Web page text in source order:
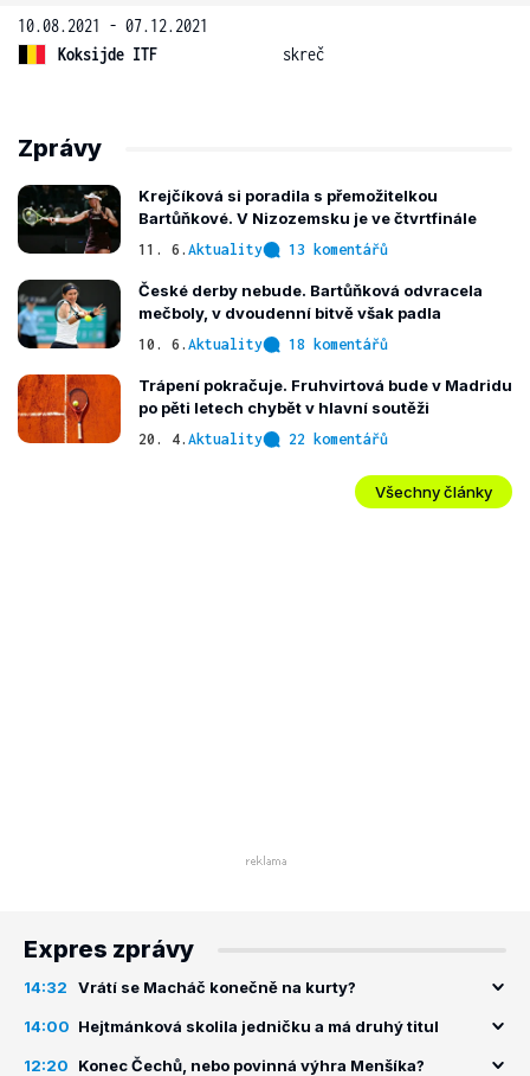
10.08.2021 - 07.12.2021
Koksijde ITF
skreč
Zprávy
Krejčíková si poradila s přemožitelkou
Bartůňkové. V Nizozemsku je ve čtvrtfinále
11. 6. Aktuality 13 komentářů
České derby nebude. Bartůňková odvracela
mečboly, v dvoudenní bitvě však padla
10. 6. Aktuality 18 komentářů
Trápení pokračuje. Fruhvirtová bude v Madridu
po pěti letech chybět v hlavní soutěži
20. 4. Aktuality 22 komentářů
Všechny články
Expres zprávy
14:32 Vrátí se Macháč konečně na kurty?
14:00 Hejtmánková skolila jedničku a má druhý titul
12:20 Konec Čechů, nebo povinná výhra Menšíka?